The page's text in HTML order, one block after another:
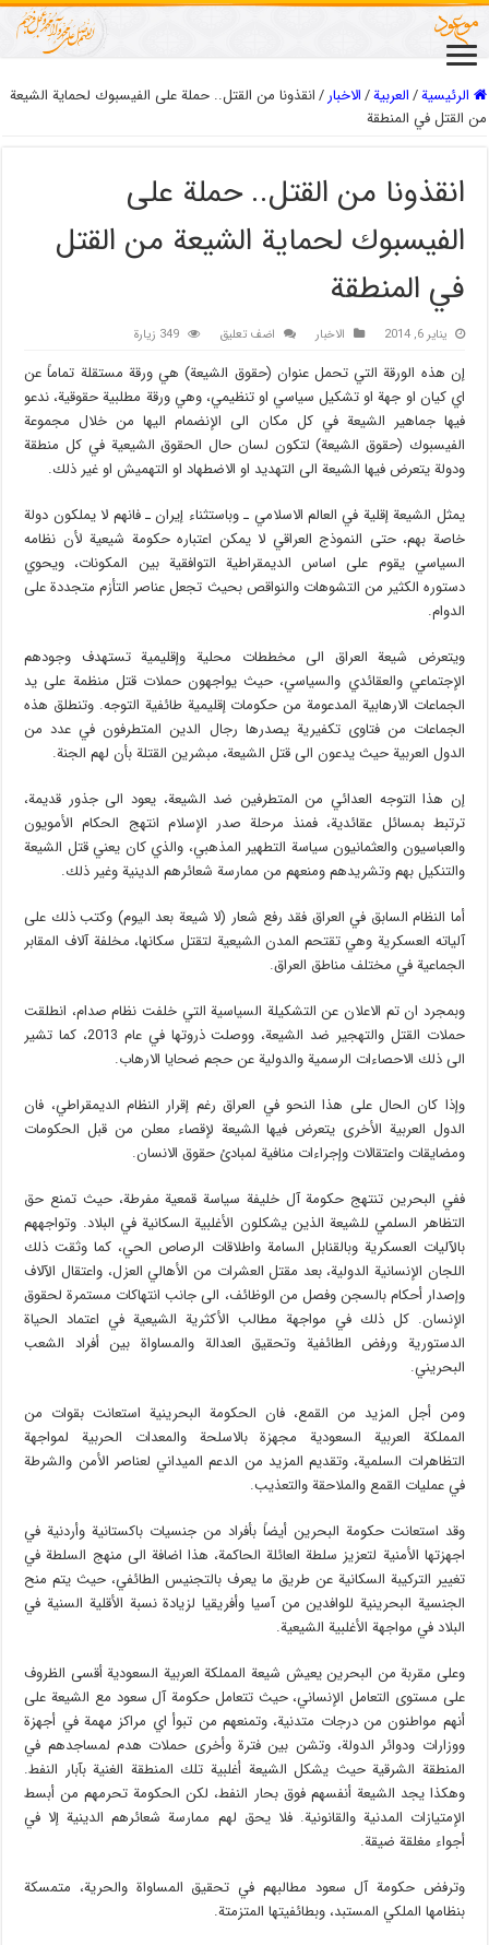
الرئيسية/العربیة/الاخبار/انقذونا من القتل.. حملة على الفيسبوك لحماية الشيعة
من القتل في المنطقة
انقذونا من القتل.. حملة على
الفيسبوك لحماية الشيعة من القتل
في المنطقة
يناير 6, 2014 الاخبار اضف تعليق 349 زيارة
إن هذه الورقة التي تحمل عنوان (حقوق الشيعة) هي ورقة مستقلة تماماً عن
اي كيان او جهة او تشكيل سياسي او تنظيمي، وهي ورقة مطلبية حقوقية، ندعو
فيها جماهير الشيعة في كل مكان الى الإنضمام اليها من خلال مجموعة
الفيسبوك (حقوق الشيعة) لتكون لسان حال الحقوق الشيعية في كل منطقة
ودولة يتعرض فيها الشيعة الى التهديد او الاضطهاد او التهميش او غير ذلك.
یمثل الشيعة إقلية في العالم الاسلامي ـ وباستثناء إيران ـ فانهم لا يملكون دولة
خاصة بهم، حتى النموذج العراقي لا يمكن اعتباره حكومة شيعية لأن نظامه
السياسي يقوم على اساس الديمقراطية التوافقية بين المكونات، ويحوي
دستوره الكثير من التشوهات والنواقص بحيث تجعل عناصر التأزم متجددة على
الدوام.
ويتعرض شيعة العراق الى مخططات محلية وإقليمية تستهدف وجودهم
الإجتماعي والعقائدي والسياسي، حيث يواجهون حملات قتل منظمة على يد
الجماعات الارهابية المدعومة من حكومات إقليمية طائفية التوجه. وتنطلق هذه
الجماعات من فتاوى تكفيرية يصدرها رجال الدين المتطرفون في عدد من
الدول العربية حيث يدعون الى قتل الشيعة، مبشرين القتلة بأن لهم الجنة.
إن هذا التوجه العدائي من المتطرفين ضد الشيعة، يعود الى جذور قديمة،
ترتبط بمسائل عقائدية، فمنذ مرحلة صدر الإسلام انتهج الحكام الأمويون
والعباسيون والعثمانيون سياسة التطهير المذهبي، والذي كان يعني قتل الشيعة
والتنكيل بهم وتشريدهم ومنعهم من ممارسة شعائرهم الدينية وغير ذلك.
أما النظام السابق في العراق فقد رفع شعار (لا شيعة بعد اليوم) وكتب ذلك على
آلياته العسكرية وهي تقتحم المدن الشيعية لتقتل سكانها، مخلفة آلاف المقابر
الجماعية في مختلف مناطق العراق.
وبمجرد ان تم الاعلان عن التشكيلة السياسية التي خلفت نظام صدام، انطلقت
حملات القتل والتهجير ضد الشيعة، ووصلت ذروتها في عام 2013، كما تشير
الى ذلك الاحصاءات الرسمية والدولية عن حجم ضحايا الارهاب.
وإذا كان الحال على هذا النحو في العراق رغم إقرار النظام الديمقراطي، فان
الدول العربية الأخرى يتعرض فيها الشيعة لإقصاء معلن من قبل الحكومات
ومضايقات واعتقالات وإجراءات منافية لمبادئ حقوق الانسان.
ففي البحرين تنتهج حكومة آل خليفة سياسة قمعية مفرطة، حيث تمنع حق
التظاهر السلمي للشيعة الذين يشكلون الأغلبية السكانية في البلاد. وتواجههم
بالآليات العسكرية وبالقنابل السامة واطلاقات الرصاص الحي، كما وثقت ذلك
اللجان الإنسانية الدولية، بعد مقتل العشرات من الأهالي العزل، واعتقال الآلاف
وإصدار أحكام بالسجن وفصل من الوظائف، الى جانب انتهاكات مستمرة لحقوق
الإنسان. كل ذلك في مواجهة مطالب الأكثرية الشيعية في اعتماد الحياة
الدستورية ورفض الطائفية وتحقيق العدالة والمساواة بين أفراد الشعب
البحريني.
ومن أجل المزيد من القمع، فان الحكومة البحرينية استعانت بقوات من
المملكة العربية السعودية مجهزة بالاسلحة والمعدات الحربية لمواجهة
التظاهرات السلمية، وتقديم المزيد من الدعم الميداني لعناصر الأمن والشرطة
في عمليات القمع والملاحقة والتعذيب.
وقد استعانت حكومة البحرين أيضاً بأفراد من جنسيات باكستانية وأردنية في
اجهزتها الأمنية لتعزيز سلطة العائلة الحاكمة، هذا اضافة الى منهج السلطة في
تغيير التركيبة السكانية عن طريق ما يعرف بالتجنيس الطائفي، حيث يتم منح
الجنسية البحرينية للوافدين من آسيا وأفريقيا لزيادة نسبة الأقلية السنية في
البلاد في مواجهة الأغلبية الشيعية.
وعلى مقربة من البحرين يعيش شيعة المملكة العربية السعودية أقسى الظروف
على مستوى التعامل الإنساني، حيث تتعامل حكومة آل سعود مع الشيعة على
أنهم مواطنون من درجات متدنية، وتمنعهم من تبوأ اي مراكز مهمة في أجهزة
ووزارات ودوائر الدولة، وتشن بين فترة وأخرى حملات هدم لمساجدهم في
المنطقة الشرقية حيث يشكل الشيعة أغلبية تلك المنطقة الغنية بآبار النفط.
وهكذا يجد الشيعة أنفسهم فوق بحار النفط، لكن الحكومة تحرمهم من أبسط
الإمتيازات المدنية والقانونية. فلا يحق لهم ممارسة شعائرهم الدينية إلا في
أجواء مغلقة ضيقة.
وترفض حكومة آل سعود مطالبهم في تحقيق المساواة والحرية، متمسكة
بنظامها الملكي المستبد، وبطائفيتها المتزمتة.